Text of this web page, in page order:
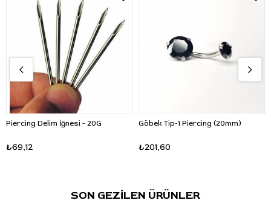
Piercing Delim İğnesi - 20G
₺69,12
Göbek Tip-1 Piercing (20mm)
₺201,60
SON GEZİLEN ÜRÜNLER